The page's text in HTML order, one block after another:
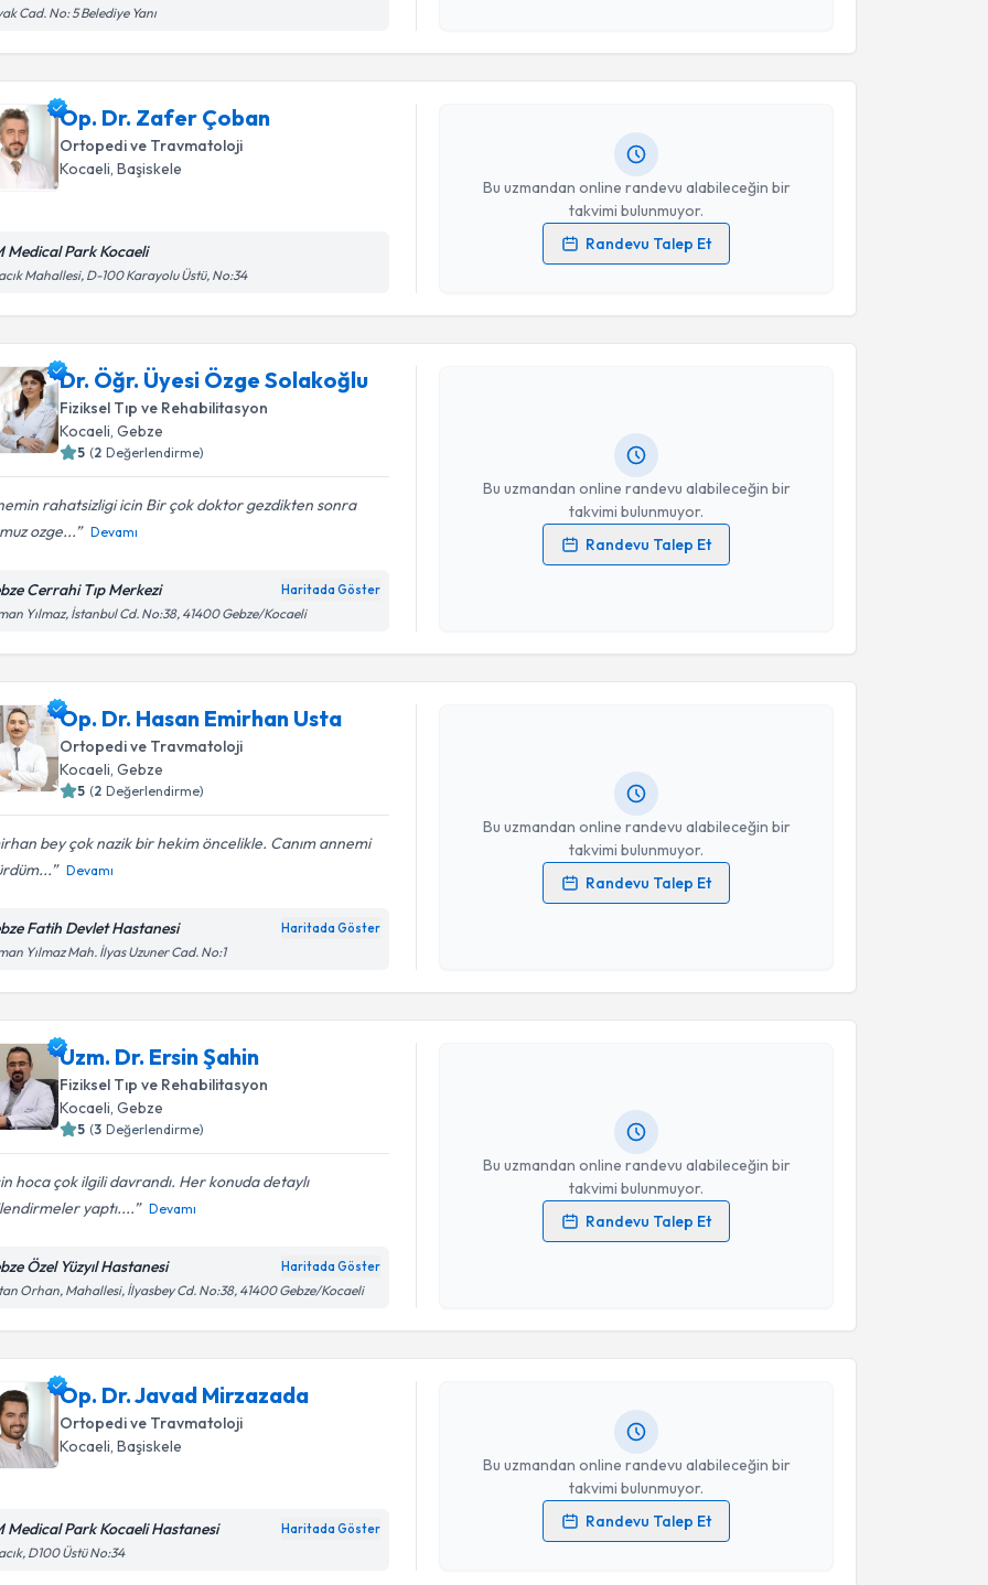
Cad. No: 5 Belediye Yanı
Takvim Talebini Gönder
Op. Dr. Zafer Çoban
Ortopedi ve Travmatoloji
Kocaeli, Başiskele
Medical Park Kocaeli
Mahallesi, D-100 Karayolu Üstü, No:34
Bu uzmandan online randevu alabileceğin bir
takvimi bulunmuyor.
Randevu Talep Et
Kişisel verilerimin işlenmesine ilişkinAydınlatma Metni
işlenmesini kabul ediyorum.
Dr. Öğr. Üyesi Özge Solakoğlu
Fiziksel Tıp ve Rehabilitasyon
Kocaeli, Gebze
5 (2 Değerlendirme)
rahatsizligi icin Bir çok doktor gezdikten sonra
ozge...
Devamı
Cerrahi Tıp Merkezi Haritada Göster
Yılmaz, İstanbul Cd. No:38, 41400 Gebze/Kocaeli
Bu uzmandan online randevu alabileceğin bir
takvimi bulunmuyor.
Randevu Talep Et
Randevu Takvimi Talebi
Dr. Öğr. Üyesi Özge Solakoğlu
Kişisel verilerimin işlenmesine ilişkinAydınlatma Metni
Takvim Talebini Gönder
Op. Dr. Hasan Emirhan Usta
Ortopedi ve Travmatoloji
Kocaeli, Gebze
5 (2 Değerlendirme)
bey çok nazik bir hekim öncelikle. Canım annemi
Devamı
Fatih Devlet Hastanesi Haritada Göster
Yılmaz Mah. İlyas Uzuner Cad. No:1
Bu uzmandan online randevu alabileceğin bir
takvimi bulunmuyor.
Randevu Talep Et
Randevu Takvimi Talebi
Op. Dr. Hasan Emirhan Usta
Kişisel verilerimin işlenmesine ilişkinAydınlatma Metni
Takvim Talebini Gönder
Uzm. Dr. Ersin Şahin
Fiziksel Tıp ve Rehabilitasyon
Kocaeli, Gebze
5 (3 Değerlendirme)
hoca çok ilgili davrandı. Her konuda detaylı
yaptı....
Devamı
Özel Yüzyıl Hastanesi Haritada Göster
Orhan, Mahallesi, İlyasbey Cd. No:38, 41400 Gebze/Kocaeli
Bu uzmandan online randevu alabileceğin bir
takvimi bulunmuyor.
Randevu Talep Et
Randevu Takvimi Talebi
Uzm. Dr. Ersin Şahin
Kişisel verilerimin işlenmesine ilişkinAydınlatma Metni
Takvim Talebini Gönder
Op. Dr. Javad Mirzazada
Ortopedi ve Travmatoloji
Kocaeli, Başiskele
Medical Park Kocaeli Hastanesi Haritada Göster
D100 Üstü No:34
Bu uzmandan online randevu alabileceğin bir
takvimi bulunmuyor.
Randevu Talep Et
Kişisel verilerimin işlenmesine ilişkinAydınlatma Metni